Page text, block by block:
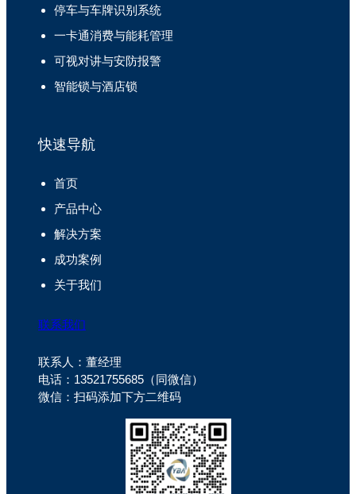
停车与车牌识别系统
一卡通消费与能耗管理
可视对讲与安防报警
智能锁与酒店锁
快速导航
首页
产品中心
解决方案
成功案例
关于我们
联系我们
联系人：董经理
电话：13521755685（同微信）
微信：扫码添加下方二维码